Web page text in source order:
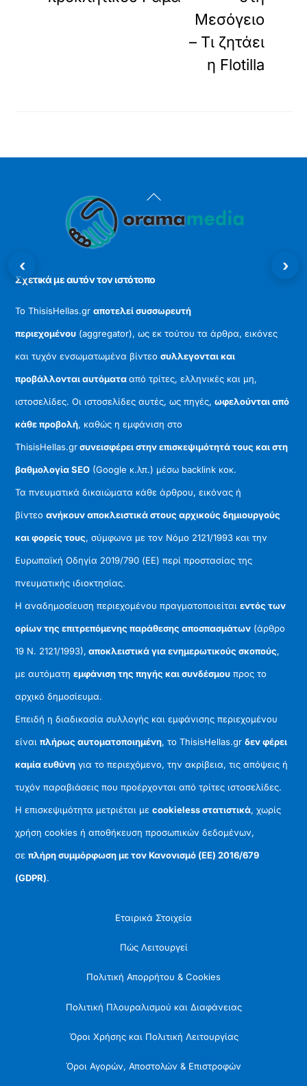
Μεσόγειο
– Τι ζητάει
η Flotilla
Back
To
Σχετικά με αυτόν τον ιστότοπο
Το ThisisHellas.grαποτελεί συσσωρευτή
περιεχομένου (aggregator), ως εκ τούτου τα άρθρα, εικόνες
και τυχόν ενσωματωμένα βίντεοσυλλεγονται και
προβάλλονται αυτόματααπό τρίτες, ελληνικές και μη,
ιστοσελίδες. Οι ιστοσελίδες αυτές, ως πηγές,ωφελούνται από
κάθε προβολή, καθώς η εμφάνιση στο
ThisisHellas.grσυνεισφέρει στην επισκεψιμότητά τους και στη
βαθμολογία SEO (Google κ.λπ.) μέσω backlink κοκ.
Τα πνευματικά δικαιώματα κάθε άρθρου, εικόνας ή
βίντεοανήκουν αποκλειστικά στους αρχικούς δημιουργούς
και φορείς τους, σύμφωνα με τον Νόμο 2121/1993 και την
Ευρωπαϊκή Οδηγία 2019/790 (ΕΕ) περί προστασίας της
πνευματικής ιδιοκτησίας.
Η αναδημοσίευση περιεχομένου πραγματοποιείταιεντός των
ορίων της επιτρεπόμενης παράθεσης αποσπασμάτων (άρθρο
19 Ν. 2121/1993), αποκλειστικά για ενημερωτικούς σκοπούς,
με αυτόματηεμφάνιση της πηγής και συνδέσμου προς το
αρχικό δημοσίευμα.
Επειδή η διαδικασία συλλογής και εμφάνισης περιεχομένου
είναιπλήρως αυτοματοποιημένη, το ThisisHellas.grδεν φέρει
καμία ευθύνη για το περιεχόμενο, την ακρίβεια, τις απόψεις ή
τυχόν παραβιάσεις που προέρχονται από τρίτες ιστοσελίδες.
Η επισκεψιμότητα μετριέται μεcookieless στατιστικά, χωρίς
χρήση cookies ή αποθήκευση προσωπικών δεδομένων,
σεπλήρη συμμόρφωση με τον Κανονισμό (ΕΕ) 2016/679
(GDPR).
Εταιρικά Στοιχεία
Πώς Λειτουργεί
Πολιτική Απορρήτου & Cookies
Πολιτική Πλουραλισμού και Διαφάνειας
Όροι Χρήσης και Πολιτική Λειτουργίας
Όροι Αγορών, Αποστολών & Επιστροφών
‹ ›